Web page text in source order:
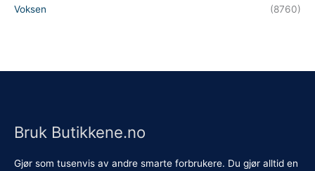
Voksen (8760)
Bruk Butikkene.no
Gjør som tusenvis av andre smarte forbrukere. Du gjør alltid en